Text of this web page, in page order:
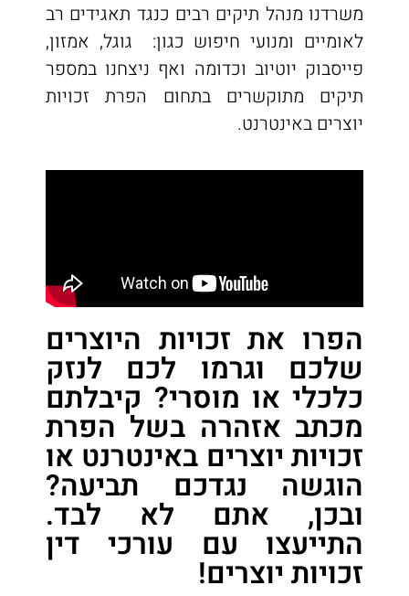
משרדנו מנהל תיקים רבים כנגד תאגידים רב
לאומיים ומנועי חיפוש כגון: גוגל, אמזון,
פייסבוק יוטיוב וכדומה ואף ניצחנו במספר
תיקים מתוקשרים בתחום הפרת זכויות
יוצרים באינטרנט.
הפרו את זכויות היוצרים
שלכם וגרמו לכם לנזק
כלכלי או מוסרי? קיבלתם
מכתב אזהרה בשל הפרת
זכויות יוצרים באינטרנט או
הוגשה נגדכם תביעה?
ובכן, אתם לא לבד.
התייעצו עם עורכי דין
זכויות יוצרים!